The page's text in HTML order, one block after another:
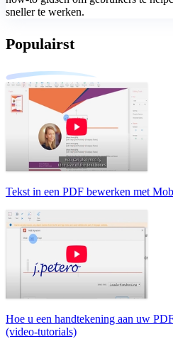
sneller te werken.
Populairst
Tekst in een PDF bewerken met
Hoe u een handtekening aan uw
(video-tutorials)